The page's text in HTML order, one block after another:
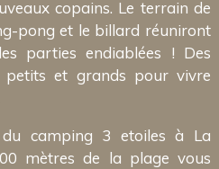
copains. Le terrain de
pong et le billard réuniront
parties endiablées ! Des
petits et grands pour vivre
camping 3 etoiles à La
mètres de la plage vous